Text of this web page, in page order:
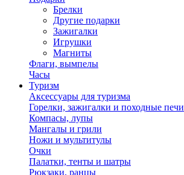
Брелки
Другие подарки
Зажигалки
Игрушки
Магниты
Флаги, вымпелы
Часы
Туризм
Аксессуары для туризма
Горелки, зажигалки и походные печи
Компасы, лупы
Мангалы и грили
Ножи и мультитулы
Очки
Палатки, тенты и шатры
Рюкзаки, ранцы